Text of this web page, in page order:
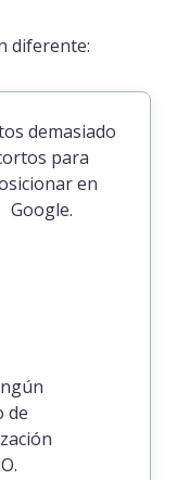
diferente:
demasiado
para
en
Google.
de